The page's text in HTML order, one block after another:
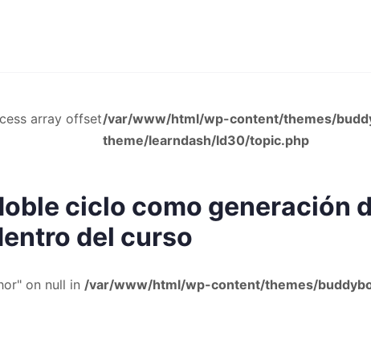
array offset/var/www/html/wp-content/themes/
theme/learndash/ld30/topic.php
ciclo como generación
del curso
on null in /var/www/html/wp-content/themes/